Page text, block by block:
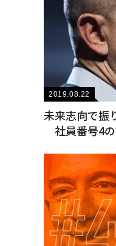
2019.08.22
未来志向で振
社員番号4